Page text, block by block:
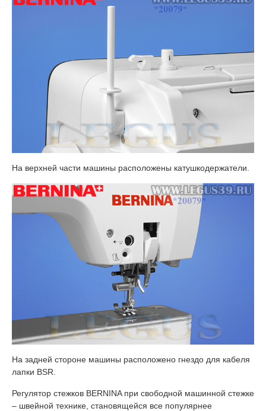
На верхней части машины расположены катушкодержатели.
На задней стороне машины расположено гнездо для кабеля
лапки BSR.
Регулятор стежков BERNINA при свободной машинной стежке
– швейной технике, становящейся все популярнее